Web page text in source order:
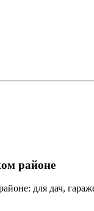
районе
для дач,